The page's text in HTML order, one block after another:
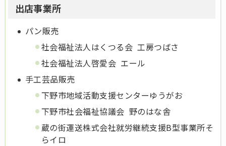
出店事業所
パン販売
社会福祉法人はくつる会 工房つばさ
社会福祉法人啓愛会 エール
手工芸品販売
下野市地域活動支援センターゆうがお
下野市社会福祉協議会 野のはな舎
蔵の街運送株式会社就労継続支援B型事業所そ
らイロ